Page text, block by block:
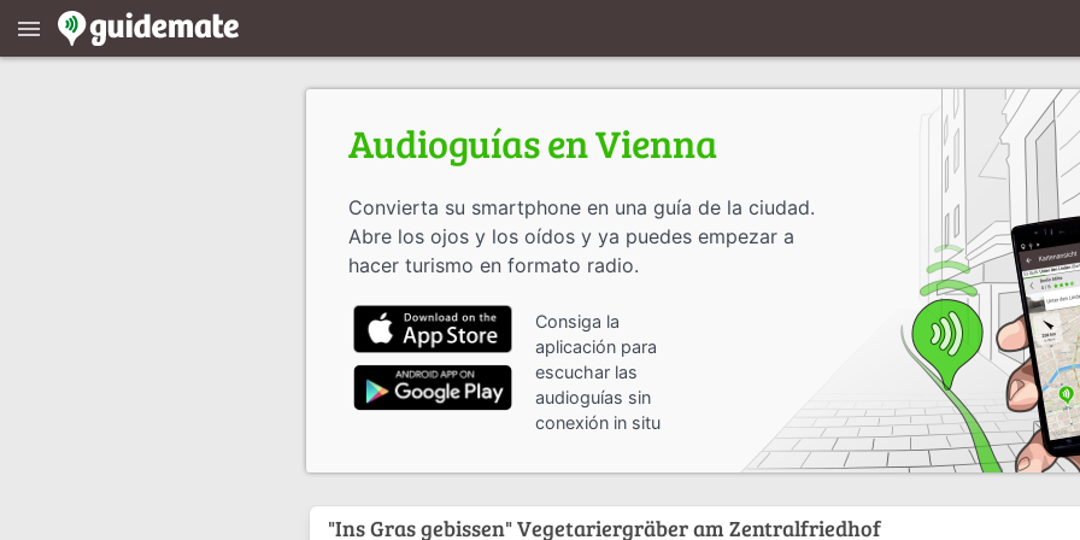
menu
Audioguías en Vienna
Convierta su smartphone en una guía de la ciudad.
Abre los ojos y los oídos y ya puedes empezar a
hacer turismo en formato radio.
Consiga la
aplicación para
escuchar las
audioguías sin
conexión in situ
"Ins Gras gebissen" Vegetariergräber am Zentralfriedhof